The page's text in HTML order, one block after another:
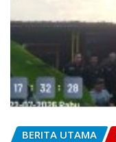
BERITA UTAMA